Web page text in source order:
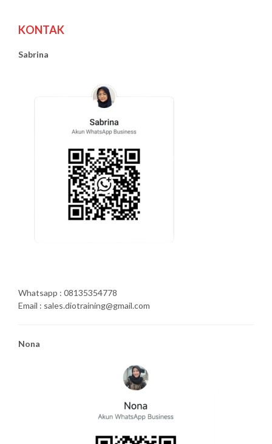
KONTAK
Sabrina
Whatsapp : 08135354778
Email : sales.diotraining@gmail.com
Nona